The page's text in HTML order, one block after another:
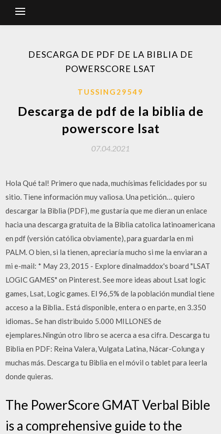
DESCARGA DE PDF DE LA BIBLIA DE
POWERSCORE LSAT
TUSSING29549
Descarga de pdf de la biblia de
powerscore lsat
07.04.2021
Hola Qué tal! Primero que nada, muchísimas felicidades por su
sitio. Tiene información muy valiosa. Una petición… quiero
descargar la Biblia (PDF), me gustaría que me dieran un enlace
hacia una descarga gratuita de la Biblia catolica latinoamericana
en pdf (versión católica obviamente), para guardarla en mi
PALM. O bien, si la tienen, apreciaría mucho si me la enviaran a
mi e-mail: * May 23, 2015 - Explore dinalmaddox's board "LSAT
LOGIC GAMES" on Pinterest. See more ideas about Lsat logic
games, Lsat, Logic games. El 96,5% de la población mundial tiene
acceso a la Biblia.. Está disponible, entera o en parte, en 3.350
idiomas.. Se han distribuido 5.000 MILLONES de
ejemplares.Ningún otro libro se acerca a esa cifra. Descarga tu
Biblia en PDF: Reina Valera, Vulgata Latina, Nácar-Colunga y
muchas más. Descarga tu Biblia en el móvil o tablet para leerla
donde quieras.
The PowerScore GMAT Verbal Bible
is a comprehensive guide to the